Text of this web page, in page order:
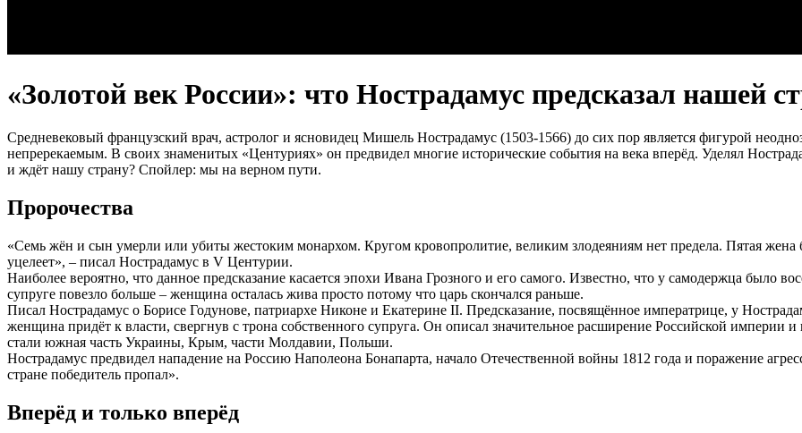
«Золотой век России»: что Нострадамус предсказал нашей
Средневековый французский врач, астролог и ясновидец Мишель Нострадамус (1503-1566) до сих пор является фигурой
непререкаемым. В своих знаменитых «Центуриях» он предвидел многие исторические события на века вперёд. Уделял
и ждёт нашу страну? Спойлер: мы на верном пути.
Пророчества
«Семь жён и сын умерли или убиты жестоким монархом. Кругом кровопролитие, великим злодеяниям нет предела. Пятая жена
уцелеет», – писал Нострадамус в V Центурии.
Наиболее вероятно, что данное предсказание касается эпохи Ивана Грозного и его самого. Известно, что у самодержца было
супруге повезло больше – женщина осталась жива просто потому что царь скончался раньше.
Писал Нострадамус о Борисе Годунове, патриархе Никоне и Екатерине II. Предсказание, посвящённое императрице, у
женщина придёт к власти, свергнув с трона собственного супруга. Он описал значительное расширение Российской
стали южная часть Украины, Крым, части Молдавии, Польши.
Нострадамус предвидел нападение на Россию Наполеона Бонапарта, начало Отечественной войны 1812 года и поражение
стране победитель пропал».
Вперёд и только вперёд